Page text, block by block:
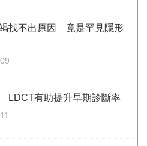
找不出原因 竟是罕見隱形
LDCT有助提升早期診斷率